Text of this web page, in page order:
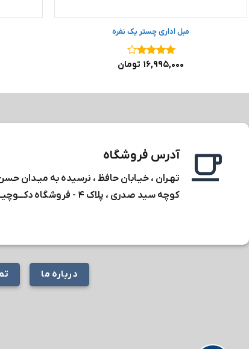
مبل اداری چستر یک نفره
نمره۴
۱۶,۹۹۵,۰۰۰ تومان
آدرس فروشگاه
تهـران ، خیـابان حافظ ، نرسیده به میـدان
کوچه سید صدری ، پلاک ۴ -
فروشگاه
درباره ما